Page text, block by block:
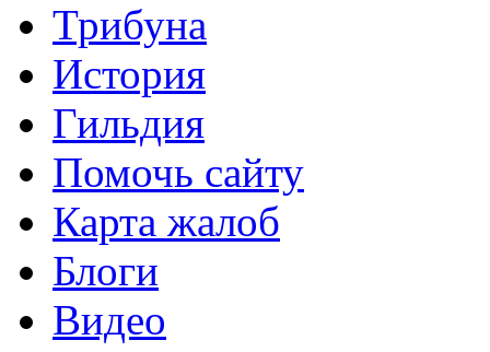
Трибуна
История
Гильдия
Помочь сайту
Карта жалоб
Блоги
Видео